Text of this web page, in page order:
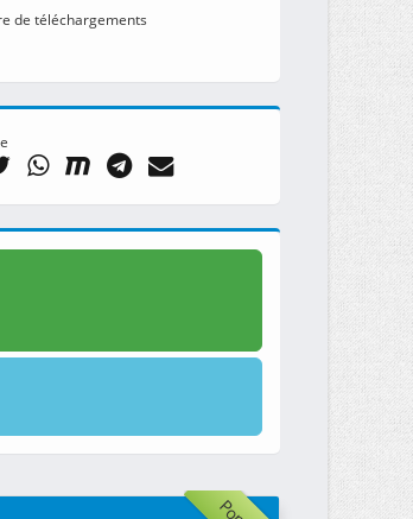
de téléchargements